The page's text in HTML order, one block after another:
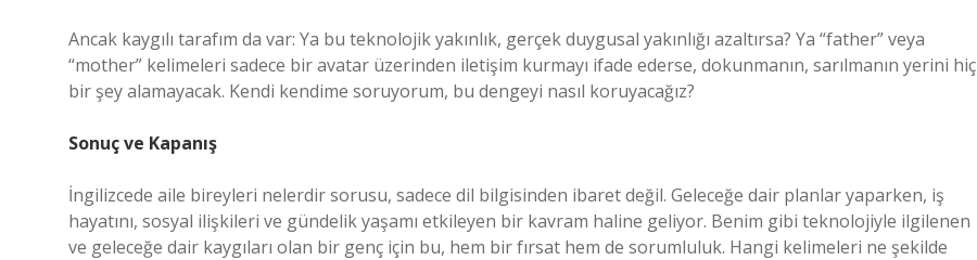
Ancak kaygılı tarafım da var: Ya bu teknolojik yakınlık, gerçek duygusal yakınlığı azaltırsa? Ya “father” veya
“mother” kelimeleri sadece bir avatar üzerinden iletişim kurmayı ifade ederse, dokunmanın, sarılmanın yerini hiç
bir şey alamayacak. Kendi kendime soruyorum, bu dengeyi nasıl koruyacağız?
Sonuç ve Kapanış
İngilizcede aile bireyleri nelerdir sorusu, sadece dil bilgisinden ibaret değil. Geleceğe dair planlar yaparken, iş
hayatını, sosyal ilişkileri ve gündelik yaşamı etkileyen bir kavram haline geliyor. Benim gibi teknolojiyle ilgilenen
ve geleceğe dair kaygıları olan bir genç için bu, hem bir fırsat hem de sorumluluk. Hangi kelimeleri ne şekilde